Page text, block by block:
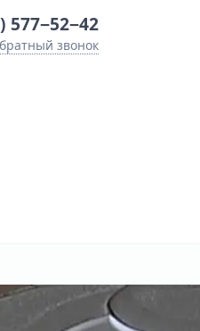
577−52−42
звонок